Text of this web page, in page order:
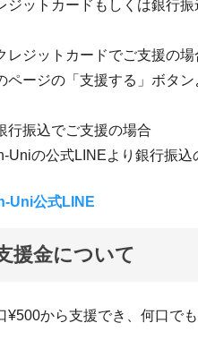
ジットカードもしくは銀行振
ジットカードでご支援の場
ページの「支援する」ボタ
振込でご支援の場合
Uniの公式LINEより銀行振
Uni公式LINE
援金について
¥500から支援でき、何口でも